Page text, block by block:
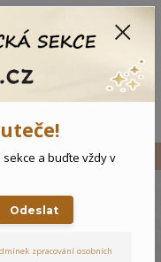
a buďte vždy v
Odeslat
zpracování osobních